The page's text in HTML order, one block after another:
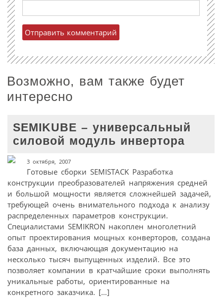
Возможно, вам также будет
интересно
SEMIKUBE – универсальный
силовой модуль инвертора
3 октября, 2007
Готовые сборки SEMISTACK Разработка
конструкции преобразователей напряжения средней
и большой мощности является сложнейшей задачей,
требующей очень внимательного подхода к анализу
распределенных параметров конструкции.
Специалистами SEMIKRON накоплен многолетний
опыт проектирования мощных конверторов, создана
база данных, включающая документацию на
несколько тысяч выпущенных изделий. Все это
позволяет компании в кратчайшие сроки выполнять
уникальные работы, ориентированные на
конкретного заказчика. […]